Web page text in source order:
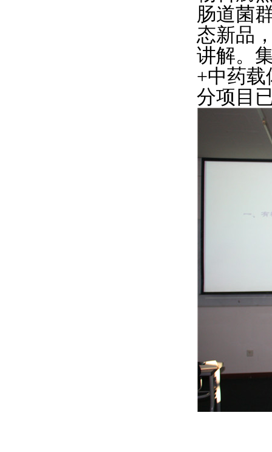
肠道菌
态新品
讲解。
+中药
分项目